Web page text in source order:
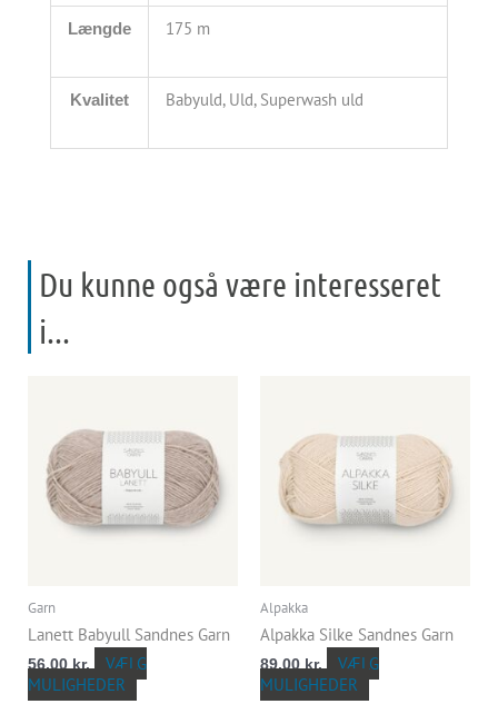
Længde 175 m
Kvalitet Babyuld, Uld, Superwash uld
Du kunne også være interesseret
i...
Garn
Lanett Babyull Sandnes Garn
56,00kr.
VÆLG
MULIGHEDER
flere
varianter.
Mulighederne
kan
vælges
Alpakka
Alpakka Silke Sandnes Garn
89,00kr.
VÆLG
MULIGHEDER
flere
varianter.
Mulighederne
kan
vælges